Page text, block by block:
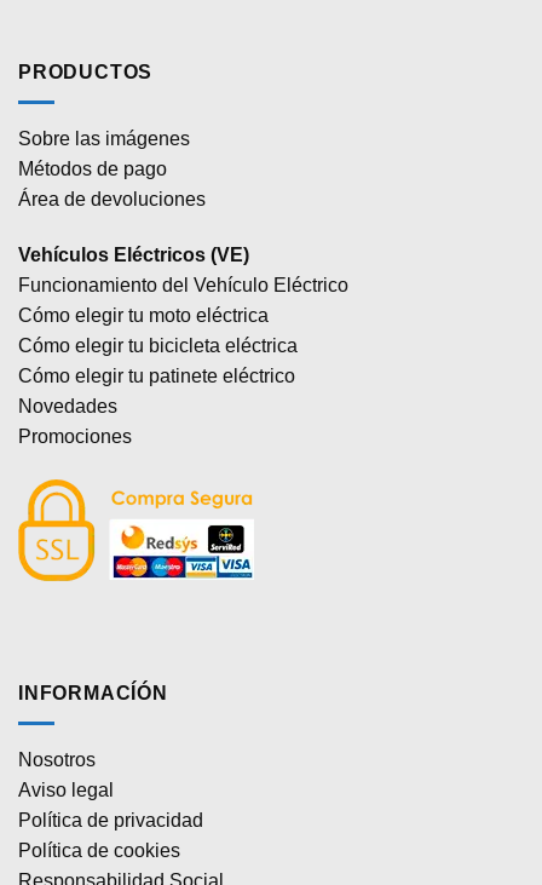
PRODUCTOS
Sobre las imágenes
Métodos de pago
Área de devoluciones
Vehículos Eléctricos (VE)
Funcionamiento del Vehículo Eléctrico
Cómo elegir tu moto eléctrica
Cómo elegir tu bicicleta eléctrica
Cómo elegir tu patinete eléctrico
Novedades
Promociones
INFORMACÍÓN
Nosotros
Aviso legal
Política de privacidad
Política de cookies
Responsabilidad Social